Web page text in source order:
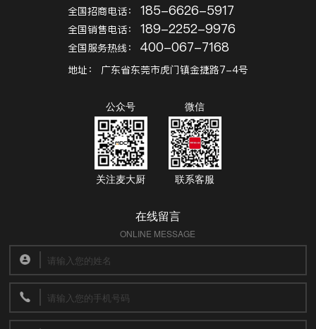
全国招商电话： 185-6626-5917
全国销售电话： 189-2252-9976
全国服务热线： 400-067-7168
地址： 广东省东莞市虎门镇金捷路7-4号
公众号
关注麦大厨
微信
联系客服
在线留言
ONLINE MESSAGE